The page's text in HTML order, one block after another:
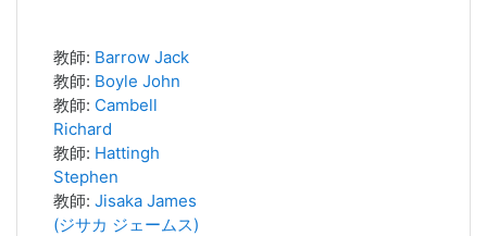
教師: Barrow Jack
教師: Boyle John
教師: Cambell
Richard
教師: Hattingh
Stephen
教師: Jisaka James
(ジサカ ジェームス)